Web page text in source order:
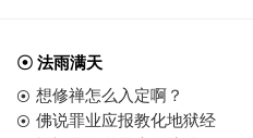
☉ 法雨满天
想修禅怎么入定啊？
佛说罪业应报教化地狱经